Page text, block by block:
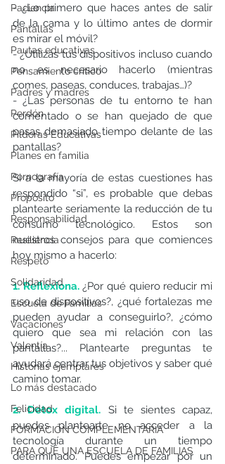
Paciencia
Pantallas
Pautas educativas
Pensamiento crítico
Padres y madres
Perdón
Píldoras Educativas
Planes en familia
Pornografía
Propósito
Responsabilidad
Resiliencia
Respeto
Solidaridad
Escuela de Familias
Vacaciones
Valentía
Historias ejemplares
Lo más destacado
Felicidad
FORMACIÓN COMPLEMENTARIA
PARA QUÉ UNA ESCUELA DE FAMILIAS
- ¿Lo primero que haces antes de salir
de la cama y lo último antes de dormir
es mirar el móvil?
- ¿Utilizas tus dispositivos incluso cuando
no es necesario hacerlo (mientras
comes, paseas, conduces, trabajas…)?
- ¿Las personas de tu entorno te han
comentado o se han quejado de que
pasas demasiado tiempo delante de las
pantallas?
Si a la mayoría de estas cuestiones has
respondido “si”, es probable que debas
plantearte seriamente la reducción de tu
consumo tecnológico. Estos son
nuestros consejos para que comiences
hoy mismo a hacerlo:
1. Reflexiona. ¿Por qué quiero reducir mi
uso de dispositivos?, ¿qué fortalezas me
pueden ayudar a conseguirlo?, ¿cómo
quiero que sea mi relación con las
pantallas?... Plantearte preguntas te
ayudará centrar tus objetivos y saber qué
camino tomar.
2. Detox digital.
Si te sientes capaz,
puedes plantearte no acceder a la
tecnología durante un tiempo
determinado. Puedes empezar por un